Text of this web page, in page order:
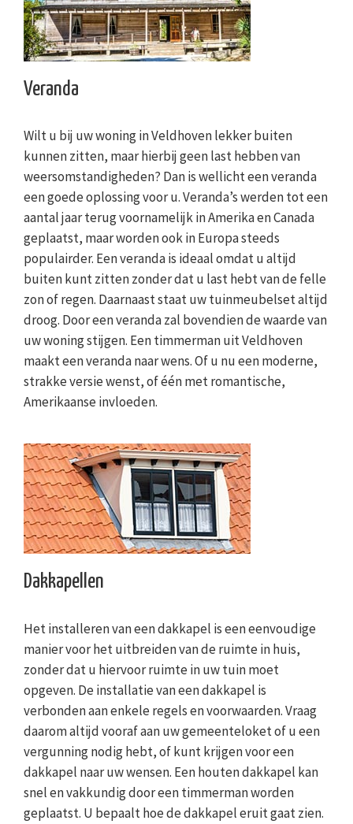
Veranda
Wilt u bij uw woning in Veldhoven lekker buiten
kunnen zitten, maar hierbij geen last hebben van
weersomstandigheden? Dan is wellicht een veranda
een goede oplossing voor u. Veranda’s werden tot een
aantal jaar terug voornamelijk in Amerika en Canada
geplaatst, maar worden ook in Europa steeds
populairder. Een veranda is ideaal omdat u altijd
buiten kunt zitten zonder dat u last hebt van de felle
zon of regen. Daarnaast staat uw tuinmeubelset altijd
droog. Door een veranda zal bovendien de waarde van
uw woning stijgen. Een timmerman uit Veldhoven
maakt een veranda naar wens. Of u nu een moderne,
strakke versie wenst, of één met romantische,
Amerikaanse invloeden.
Dakkapellen
Het installeren van een dakkapel is een eenvoudige
manier voor het uitbreiden van de ruimte in huis,
zonder dat u hiervoor ruimte in uw tuin moet
opgeven. De installatie van een dakkapel is
verbonden aan enkele regels en voorwaarden. Vraag
daarom altijd vooraf aan uw gemeenteloket of u een
vergunning nodig hebt, of kunt krijgen voor een
dakkapel naar uw wensen. Een houten dakkapel kan
snel en vakkundig door een timmerman worden
geplaatst. U bepaalt hoe de dakkapel eruit gaat zien.